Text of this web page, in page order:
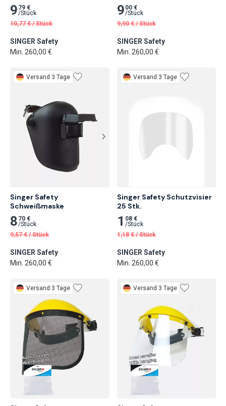
9 79 €
/Stück
10,77 € /Stück
SINGER Safety
Min. 260,00 €
9 00 €
/Stück
9,90 € /Stück
SINGER Safety
Min. 260,00 €
Versand 3 Tage
Singer Safety
Schweißmaske
8 70 €
/Stück
9,57 € /Stück
SINGER Safety
Min. 260,00 €
Versand 3 Tage
Singer Safety Schutzvisier
25 Stk.
1 08 €
/Stück
1,18 € /Stück
SINGER Safety
Min. 260,00 €
Versand 3 Tage Versand 3 Tage